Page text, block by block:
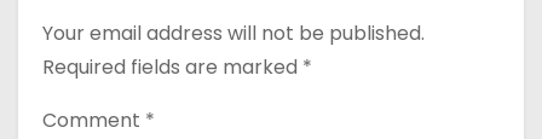
Your email address will not be published.
Required fields are marked *
Comment *